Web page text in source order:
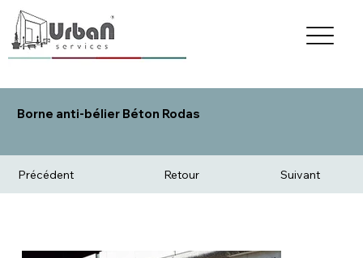
Borne anti-bélier Béton Rodas
Précédent Retour Suivant